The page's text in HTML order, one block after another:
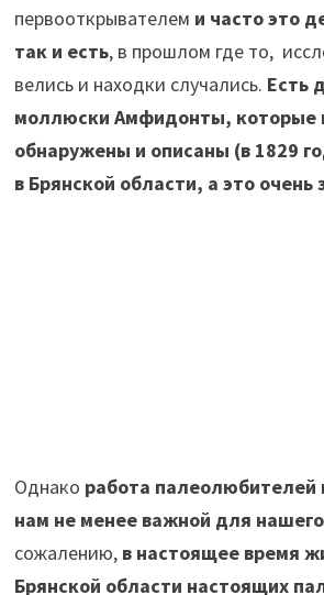
первооткрывателем и часто это
так и есть, в прошлом где то,
велись и находки случались. Есть
моллюски Амфидонты, которые
обнаружены и описаны (в 1829
в Брянской области, а это очень
Однако работа палеолюбителей
нам не менее важной для
сожалению,в настоящее время
Брянской области настоящих